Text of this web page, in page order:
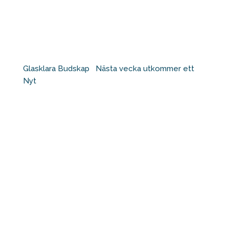
Glasklara Budskap ⁠ ⁠ Nästa vecka utkommer ett
Nyt